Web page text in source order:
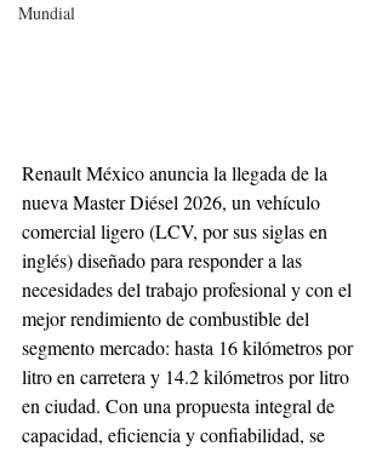
Mundial
Renault México anuncia la llegada de la
nueva Master Diésel 2026, un vehículo
comercial ligero (LCV, por sus siglas en
inglés) diseñado para responder a las
necesidades del trabajo profesional y con el
mejor rendimiento de combustible del
segmento mercado: hasta 16 kilómetros por
litro en carretera y 14.2 kilómetros por litro
en ciudad. Con una propuesta integral de
capacidad, eficiencia y confiabilidad, se